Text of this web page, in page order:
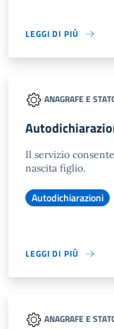
LEGGI DI PIÙ
ANAGRAFE E
Il servizio
nascita figlio.
Autodichiarazioni
LEGGI DI PIÙ
ANAGRAFE E